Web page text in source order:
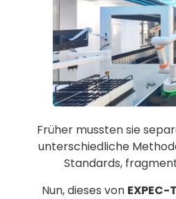
Früher mussten sie
unterschiedliche
Standards,
Nun, dieses von